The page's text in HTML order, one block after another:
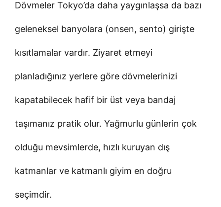
Dövmeler Tokyo’da daha yaygınlaşsa da bazı
geleneksel banyolara (onsen, sento) girişte
kısıtlamalar vardır. Ziyaret etmeyi
planladığınız yerlere göre dövmelerinizi
kapatabilecek hafif bir üst veya bandaj
taşımanız pratik olur. Yağmurlu günlerin çok
olduğu mevsimlerde, hızlı kuruyan dış
katmanlar ve katmanlı giyim en doğru
seçimdir.